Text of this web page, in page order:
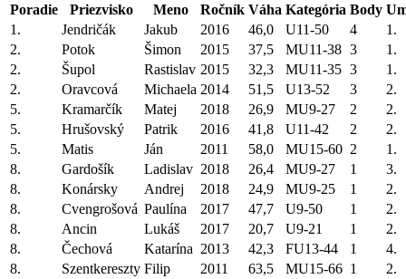
Poradie Priezvisko Meno Ročník Váha Kategória Body
1.
Jendričák Jakub 2016 46,0 U11-50 4
1.
2.
Potok Šimon 2015 37,5 MU11-38 3
1.
2.
Šupol Rastislav 2015 32,3 MU11-35 3
1.
2.
Oravcová Michaela 2014 51,5 U13-52 3
2.
5.
Kramarčík Matej 2018 26,9 MU9-27 2
2.
5.
Hrušovský Patrik 2016 41,8 U11-42 2
2.
5.
Matis Ján 2011 58,0 MU15-60 2
1.
8.
Gardošík Ladislav 2018 26,4 MU9-27 1
3.
8.
Konársky Andrej 2018 24,9 MU9-25 1
2.
8.
Cvengrošová Paulína 2017 47,7 U9-50 1
2.
8.
Ancin Lukáš 2017 20,7 U9-21 1
2.
8.
Čechová Katarína 2013 42,3 FU13-44 1
4.
8.
Szentkereszty Filip 2011 63,5 MU15-66 1
2.